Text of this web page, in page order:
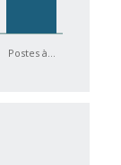
Postes à…